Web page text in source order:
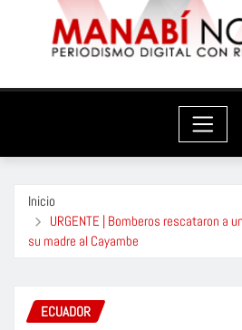
Inicio
URGENTE | Bomberos rescataron a
su madre al Cayambe
ECUADOR